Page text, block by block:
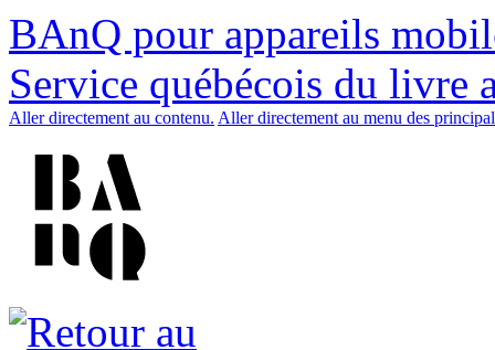
BAnQ pour appareils
Service québécois du livre
Aller directement au contenu. Aller directement au menu des